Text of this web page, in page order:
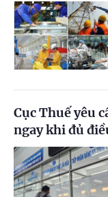
Cục Thuế yêu
ngay khi đủ